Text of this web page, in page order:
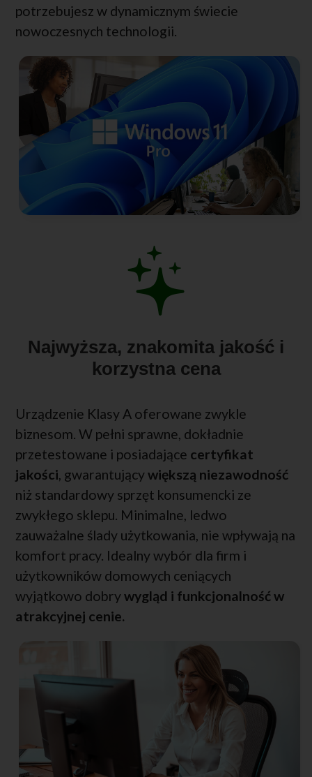
potrzebujesz w dynamicznym świecie
nowoczesnych technologii.
Najwyższa, znakomita jakość i
korzystna cena
Urządzenie Klasy A oferowane zwykle
biznesom. W pełni sprawne, dokładnie
przetestowane i posiadające certyfikat
jakości , gwarantującywiększą niezawodność
niż standardowy sprzęt konsumencki ze
zwykłego sklepu. Minimalne, ledwo
zauważalne ślady użytkowania, nie wpływają na
komfort pracy. Idealny wybór dla firm i
użytkowników domowych ceniących
wyjątkowo dobrywygląd i funkcjonalność w
atrakcyjnej cenie.